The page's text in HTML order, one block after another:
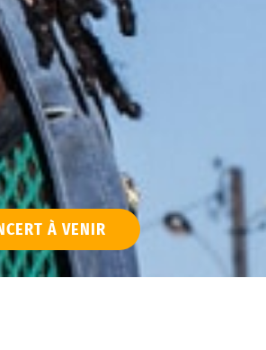
À VENIR